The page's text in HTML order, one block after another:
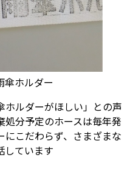
傘ホルダー
ルダーがほしい」との声
分予定のホースは毎年発
こだわらず、さまざまな
しています